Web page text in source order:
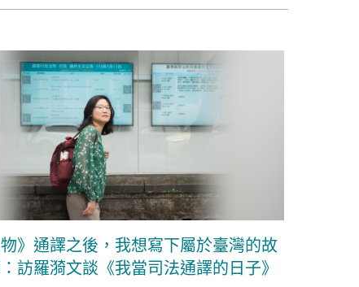
》通譯之後，我想寫下屬於臺灣的故
訪羅漪文談《我當司法通譯的日子》